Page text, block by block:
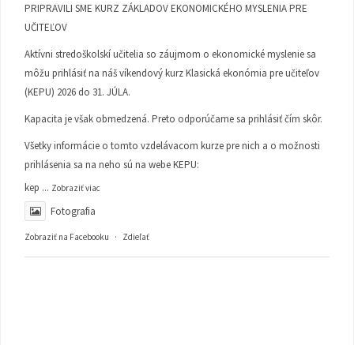
PRIPRAVILI SME KURZ ZÁKLADOV EKONOMICKÉHO MYSLENIA PRE
UČITEĽOV
Aktívni stredoškolskí učitelia so záujmom o ekonomické myslenie sa
môžu prihlásiť na náš víkendový kurz Klasická ekonómia pre učiteľov
(KEPU) 2026 do 31. JÚLA.
Kapacita je však obmedzená. Preto odporúčame sa prihlásiť čím skôr.
Všetky informácie o tomto vzdelávacom kurze pre nich a o možnosti
prihlásenia sa na neho sú na webe KEPU:
kep ... Zobraziť viac
Fotografia
Zobraziť na Facebooku · Zdieľať